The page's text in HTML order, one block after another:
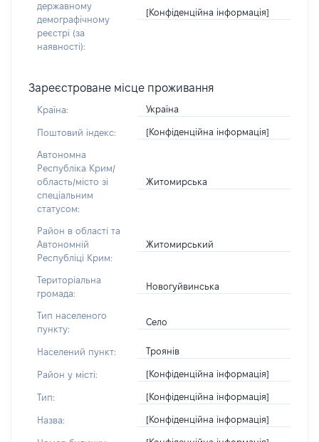
державному
демографічному
реєстрі (за
наявності):
[Конфіденційна інформація]
Зареєстроване місце проживання
Країна: Україна
Поштовий індекс: [Конфіденційна інформація]
Автономна
Республіка Крим/
область/місто зі
спеціальним
статусом:
Житомирська
Район в області та
Автономній
Республіці Крим:
Житомирський
Територіальна
громада:
Новогуйвинська
Тип населеного
пункту:
Село
Населений пункт: Троянів
Район у місті: [Конфіденційна інформація]
Тип: [Конфіденційна інформація]
Назва: [Конфіденційна інформація]